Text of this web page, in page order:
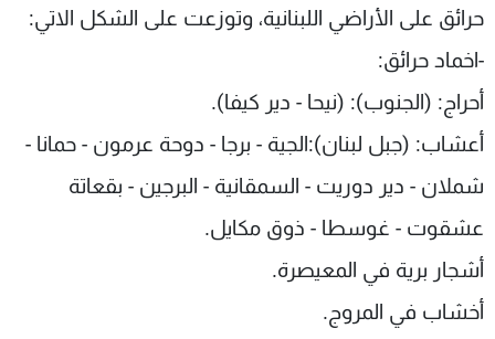
حرائق على الأراضي اللبنانية، وتوزعت على الشكل الاتي:
-اخماد حرائق:
أحراج: (الجنوب): (نيحا - دير كيفا).
أعشاب: (جبل لبنان):الجية - برجا - دوحة عرمون - حمانا -
شملان - دير دوريت - السمقانية - البرجين - بقعاتة
عشقوت - غوسطا - ذوق مكايل.
أشجار برية في المعيصرة.
أخشاب في المروج.